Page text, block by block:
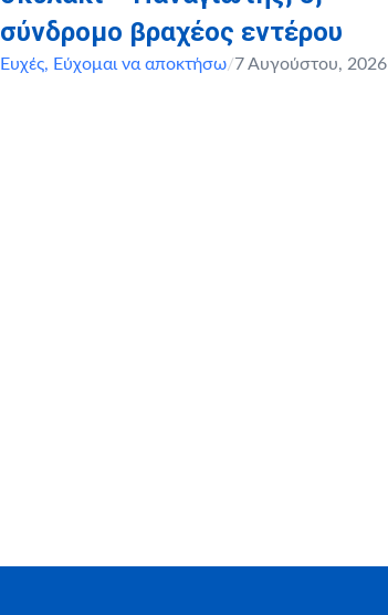
σύνδρομο βραχέος εντέρου
Ευχές, Εύχομαι να αποκτήσω/7 Αυγούστου, 2026